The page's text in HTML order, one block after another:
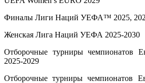
Финалы Лиги Наций УЕФА™ 2025,
Женская Лига Наций УЕФА 2025-2030
Отборочные турниры чемпионатов
2025-2029
Отборочные турниры чемпионатов